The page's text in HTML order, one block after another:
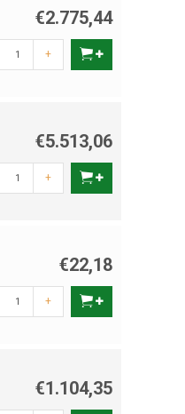
€2.775,44
+
€5.513,06
+
€22,18
+
€1.104,35